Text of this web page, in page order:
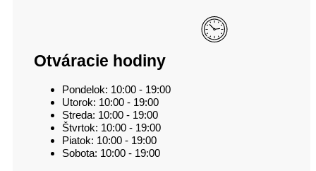
Otváracie hodiny
Pondelok: 10:00 - 19:00
Utorok: 10:00 - 19:00
Streda: 10:00 - 19:00
Štvrtok: 10:00 - 19:00
Piatok: 10:00 - 19:00
Sobota: 10:00 - 19:00